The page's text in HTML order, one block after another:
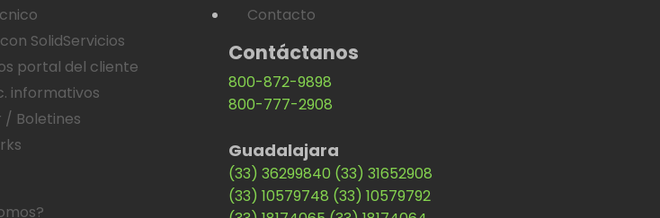
SolidServicios
portal del cliente
informativos
/ Boletines
Contacto
Contáctanos
800-872-9898
800-777-2908
Guadalajara
(33) 36299840 (33) 31652908
(33) 10579748 (33) 10579792